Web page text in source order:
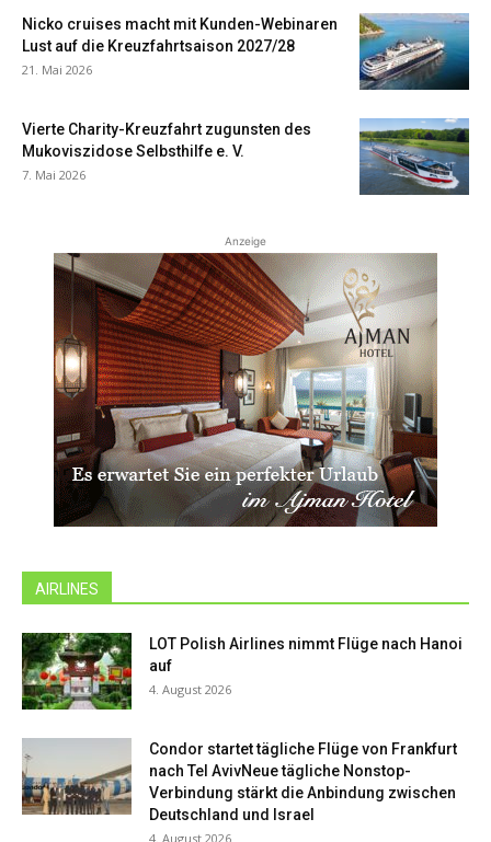
Nicko cruises macht mit Kunden-Webinaren
Lust auf die Kreuzfahrtsaison 2027/28
21. Mai 2026
Vierte Charity-Kreuzfahrt zugunsten des
Mukoviszidose Selbsthilfe e. V.
7. Mai 2026
Anzeige
AIRLINES
LOT Polish Airlines nimmt Flüge nach Hanoi
auf
4. August 2026
Condor startet tägliche Flüge von Frankfurt
nach Tel AvivNeue tägliche Nonstop-
Verbindung stärkt die Anbindung zwischen
Deutschland und Israel
4. August 2026